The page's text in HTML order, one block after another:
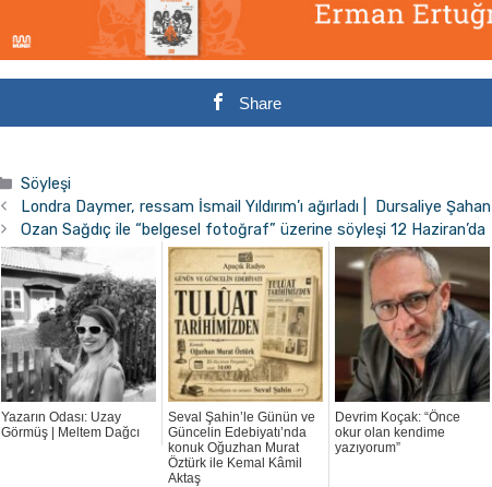
Share
Kategoriler
Söyleşi
Londra Daymer, ressam İsmail Yıldırım’ı ağırladı | Dursaliye Şahan
Ozan Sağdıç ile “belgesel fotoğraf” üzerine söyleşi 12 Haziran’da
Yazarın Odası: Uzay
Görmüş | Meltem Dağcı
Seval Şahin’le Günün ve
Güncelin Edebiyatı’nda
konuk Oğuzhan Murat
Öztürk ile Kemal Kâmil
Aktaş
Devrim Koçak: “Önce
okur olan kendime
yazıyorum”